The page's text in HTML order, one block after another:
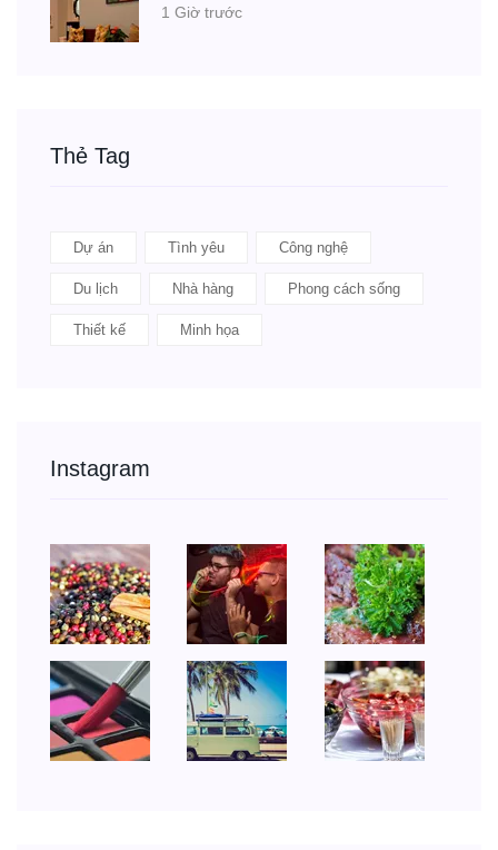
1 Giờ trước
Thẻ Tag
Dự án Tình yêu Công nghệ
Du lịch Nhà hàng Phong cách sống
Thiết kế Minh họa
Instagram